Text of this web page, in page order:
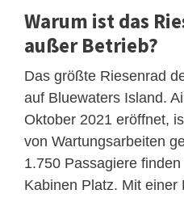
Warum ist das
außer Betrieb?
Das größte Riesenrad
auf Bluewaters Island.
Oktober 2021 eröffnet,
von Wartungsarbeiten
1.750 Passagiere
Kabinen Platz. Mit einer